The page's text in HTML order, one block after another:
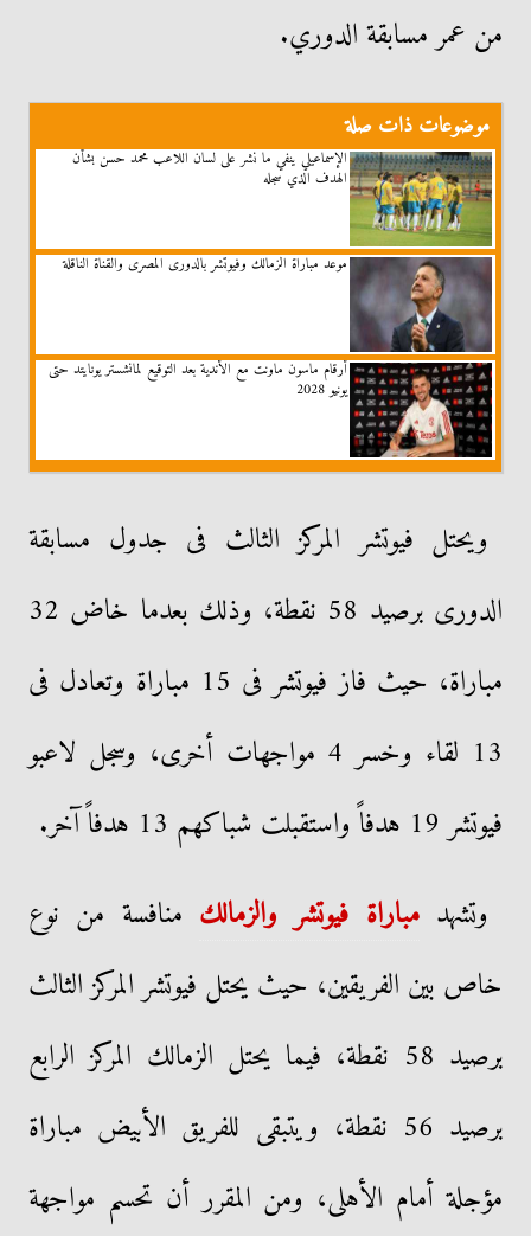
من عمر مسابقة الدوري.
موضوعات ذات صلة
الإسماعيلي ينفي ما نشر على لسان اللاعب محمد حسن بشأن
الهدف الذي سجله
موعد مباراة الزمالك وفيوتشر بالدورى المصرى والقناة الناقلة
أرقام ماسون ماونت مع الأندية بعد التوقيع لمانشستر يونايتد حتى
يونيو 2028
ويحتل فيوتشر المركز الثالث فى جدول مسابقة
الدورى برصيد 58 نقطة، وذلك بعدما خاض 32
مباراة، حيث فاز فيوتشر فى 15 مباراة وتعادل فى
13 لقاء وخسر 4 مواجهات أخرى، وسجل لاعبو
فيوتشر 19 هدفاً واستقبلت شباكهم 13 هدفاً آخر.
وتشهدمباراة فيوتشر والزمالك منافسة من نوع
خاص بين الفريقين، حيث يحتل فيوتشر المركز الثالث
برصيد 58 نقطة، فيما يحتل الزمالك المركز الرابع
برصيد 56 نقطة، ويتبقى للفريق الأبيض مباراة
مؤجلة أمام الأهلى، ومن المقرر أن تحسم مواجهة